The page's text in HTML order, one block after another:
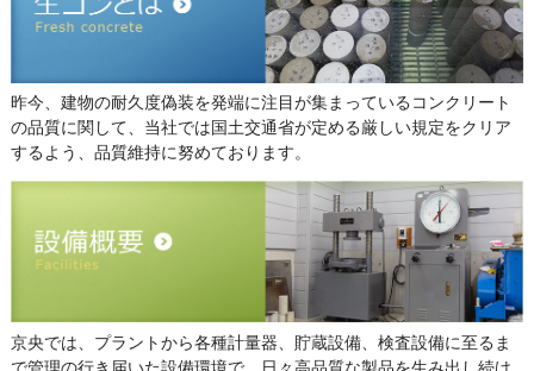
昨今、建物の耐久度偽装を発端に注目が集まっているコンクリート
の品質に関して、当社では国土交通省が定める厳しい規定をクリア
するよう、品質維持に努めております。
京央では、プラントから各種計量器、貯蔵設備、検査設備に至るま